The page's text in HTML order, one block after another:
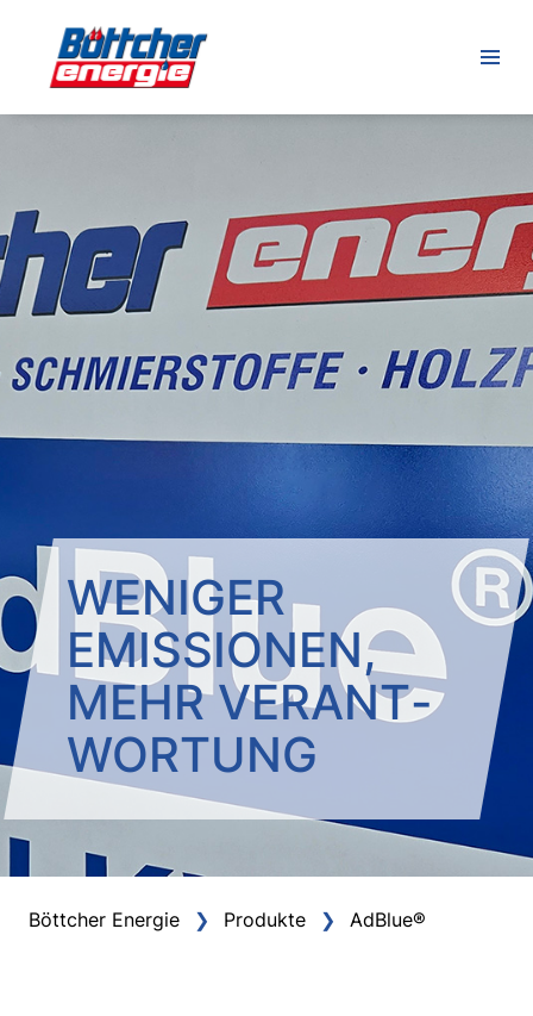
WENIGER
EMISSIONEN,
MEHR VERANT­
WORTUNG
Böttcher Energie Produkte AdBlue®